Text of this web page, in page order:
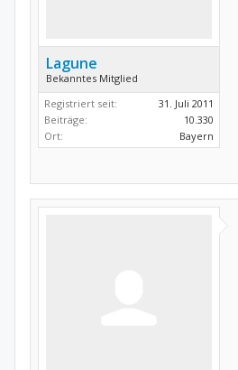
Lagune
Bekanntes Mitglied
Registriert seit:
31. Juli 2011
Beiträge:
10.330
Ort:
Bayern